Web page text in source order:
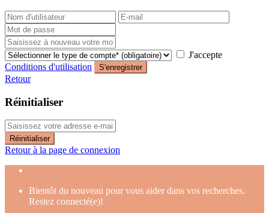
J'accepte
Conditions d'utilisation
S'enregistrer
Retour
Réinitialiser
Réinitialiser
Retour à la page de connexion
Bientôt du nouveau pour vous aider dans vos recherches.
Restez connecté(e)!